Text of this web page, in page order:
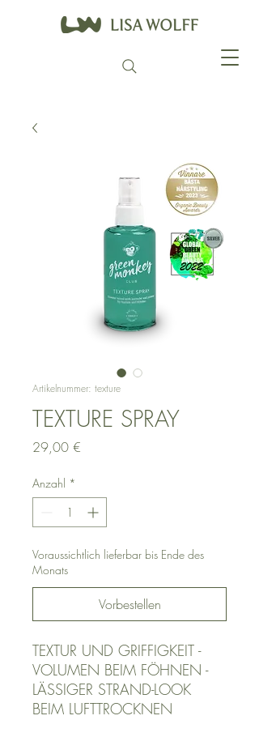
Artikelnummer: texture
TEXTURE SPRAY
29,00 €
Anzahl *
Voraussichtlich lieferbar bis Ende des
Monats
Vorbestellen
TEXTUR UND GRIFFIGKEIT -
VOLUMEN BEIM FÖHNEN -
LÄSSIGER STRAND-LOOK
BEIM LUFTTROCKNEN